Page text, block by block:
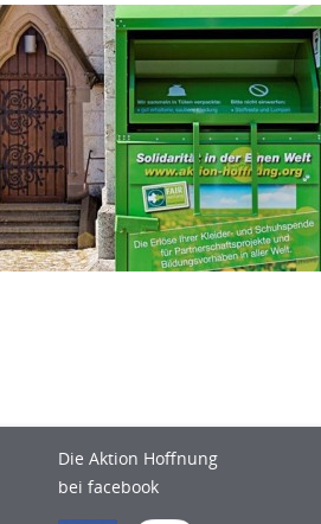
Die Aktion Hoffnung
bei facebook